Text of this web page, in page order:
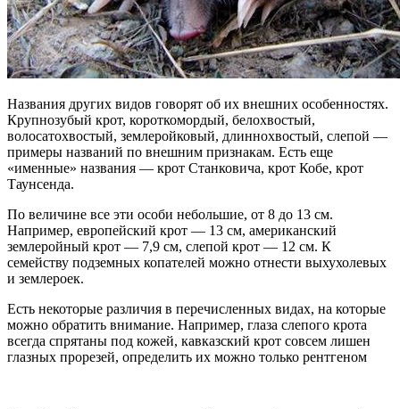
Названия других видов говорят об их внешних особенностях.
Крупнозубый крот, короткомордый, белохвостый,
волосатохвостый, землеройковый, длиннохвостый, слепой —
примеры названий по внешним признакам. Есть еще
«именные» названия — крот Станковича, крот Кобе, крот
Таунсенда.
По величине все эти особи небольшие, от 8 до 13 см.
Например, европейский крот — 13 см, американский
землеройный крот — 7,9 см, слепой крот — 12 см. К
семейству подземных копателей можно отнести выхухолевых
и землероек.
Есть некоторые различия в перечисленных видах, на которые
можно обратить внимание. Например, глаза слепого крота
всегда спрятаны под кожей, кавказский крот совсем лишен
глазных прорезей, определить их можно только рентгеном